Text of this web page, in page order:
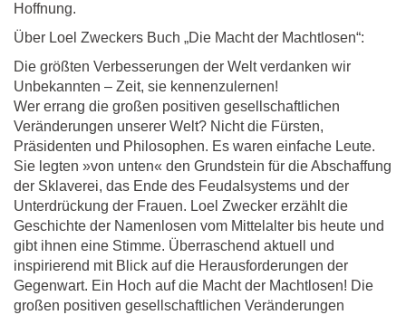
Hoffnung.
Über Loel Zweckers Buch „Die Macht der Machtlosen“:
Die größten Verbesserungen der Welt verdanken wir
Unbekannten – Zeit, sie kennenzulernen!
Wer errang die großen positiven gesellschaftlichen
Veränderungen unserer Welt? Nicht die Fürsten,
Präsidenten und Philosophen. Es waren einfache Leute.
Sie legten »von unten« den Grundstein für die Abschaffung
der Sklaverei, das Ende des Feudalsystems und der
Unterdrückung der Frauen. Loel Zwecker erzählt die
Geschichte der Namenlosen vom Mittelalter bis heute und
gibt ihnen eine Stimme. Überraschend aktuell und
inspirierend mit Blick auf die Herausforderungen der
Gegenwart. Ein Hoch auf die Macht der Machtlosen! Die
großen positiven gesellschaftlichen Veränderungen